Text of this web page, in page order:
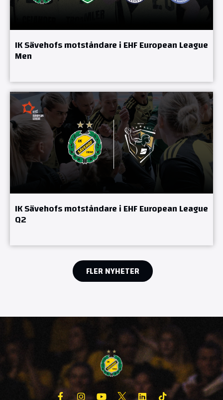
IK Sävehofs motståndare i EHF European League
Men
IK Sävehofs motståndare i EHF European League
Q2
FLER NYHETER